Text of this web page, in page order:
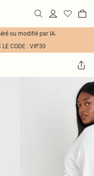
ou modifié par IA.
LE CODE : VIP30